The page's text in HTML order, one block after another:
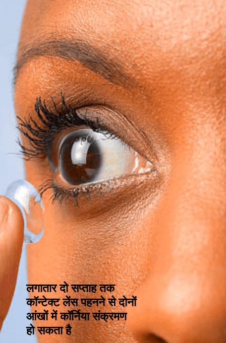
लगातार दो सप्ताह तक
कॉन्टेक्ट लेंस पहनने से दोनों
आंखों में कॉर्निया संक्रमण
हो सकता है